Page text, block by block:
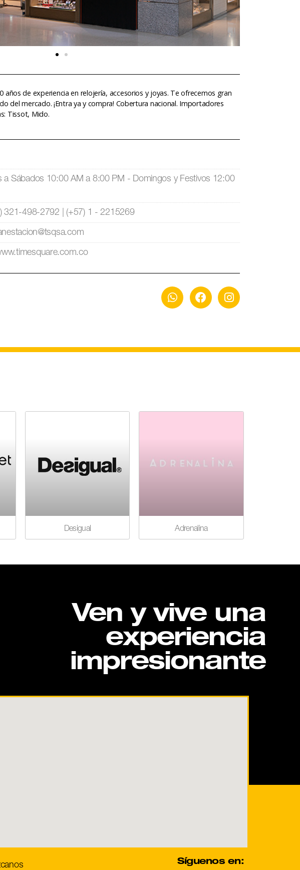
de experiencia en relojería, accesorios y joyas. Te ofrecemos gran
del mercado. ¡Entra ya y compra! Cobertura nacional. Importadores
Tissot, Mido.
a Sábados 10:00 AM a 8:00 PM - Domingos y Festivos 12:00
321-498-2792 | (+57) 1 - 2215269
Desigual Adrenalina
Ven y vive una
experiencia
impresionante
Síguenos en: